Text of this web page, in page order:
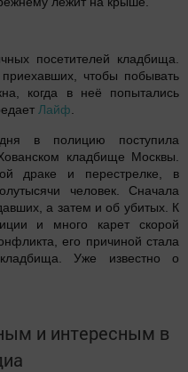
посетителей кладбища.
чтобы побывать
когда в неё попытались
Лайф
в полицию поступила
кладбище Москвы.
драке и перестрелке, в
человек. Сначала
а затем и об убитых. К
и много карет скорой
его причиной стала
кладбища. Уже известно о
и интересным в